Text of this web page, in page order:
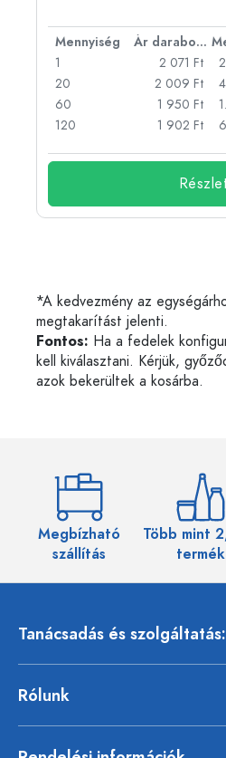
Mennyiség Ár darabonként
1
2 071 Ft
20
2 009 Ft
60
1 950 Ft
120
1 902 Ft
*A kedvezmény az
megtakarítást jelenti.
Fontos: Ha a fedelek
kell kiválasztani. Kérjük,
azok bekerültek a kosárba.
Megbízható
szállítás
Több mint
termék
Tanácsadás és szolgáltatás:
Rólunk